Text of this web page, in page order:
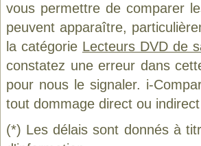
vous permettre de comparer
peuvent apparaître,
la catégorie Lecteurs DVD de
constatez une erreur dans
pour nous le signaler. i-
tout dommage direct ou
(*) Les délais sont donnés à